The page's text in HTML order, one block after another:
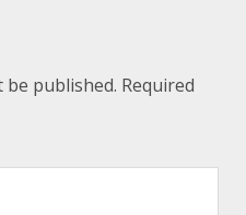
be published. Required